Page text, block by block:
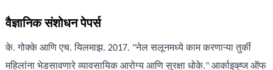
वैज्ञानिक संशोधन पेपर्स
के. गोक्के आणि एच. यिलमाझ. 2017. "नेल सलूनमध्ये काम करणाऱ्या तुर्की
महिलांना भेडसावणारे व्यावसायिक आरोग्य आणि सुरक्षा धोके." आर्काइव्ह्ज ऑफ